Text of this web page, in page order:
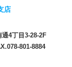
店
4丁目3-28-2F
801-8884